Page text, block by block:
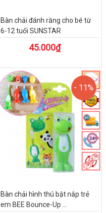
Bàn chải đánh răng cho bé từ
6-12 tuổi SUNSTAR
45.000₫
- 11%
Bàn chải hình thú bật nắp trẻ
em BEE Bounce-Up ...
- 11%